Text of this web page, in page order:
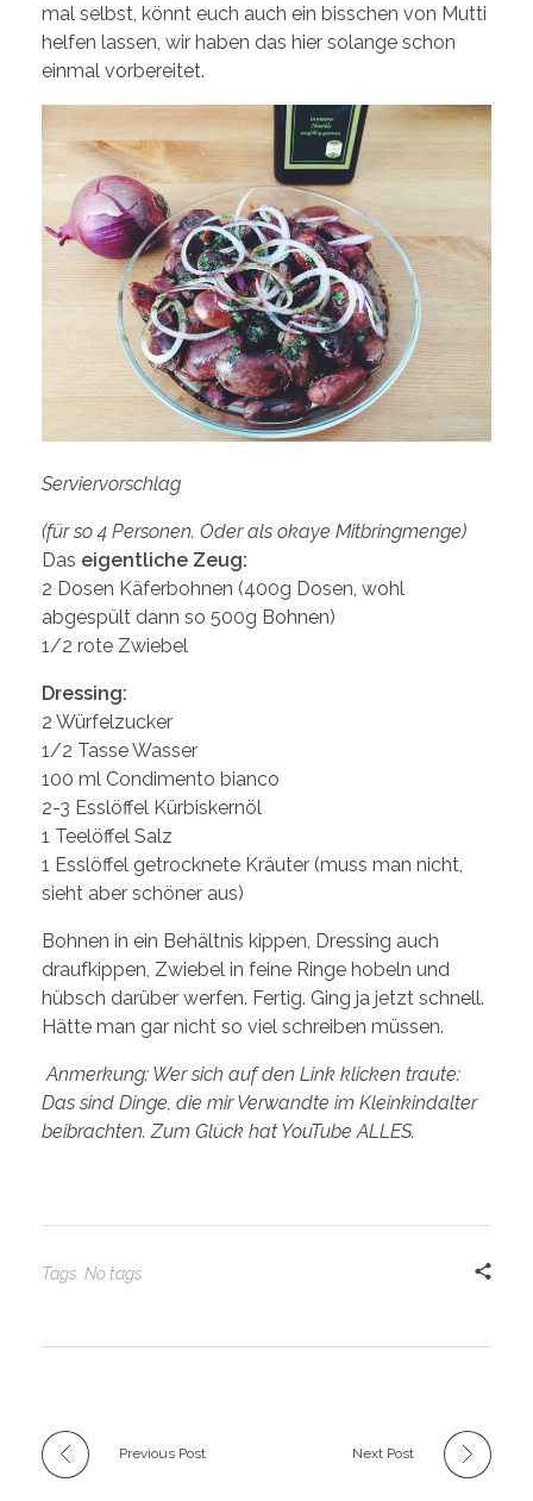
mal selbst, könnt euch auch ein bisschen von Mutti
helfen lassen, wir haben das hier solange schon
einmal vorbereitet.
Serviervorschlag
(für so 4 Personen. Oder als okaye Mitbringmenge)
Das eigentliche Zeug:
2 Dosen Käferbohnen (400g Dosen, wohl
abgespült dann so 500g Bohnen)
1/2 rote Zwiebel
Dressing:
2 Würfelzucker
1/2 Tasse Wasser
100 ml Condimento bianco
2-3 Esslöffel Kürbiskernöl
1 Teelöffel Salz
1 Esslöffel getrocknete Kräuter (muss man nicht,
sieht aber schöner aus)
Bohnen in ein Behältnis kippen, Dressing auch
draufkippen, Zwiebel in feine Ringe hobeln und
hübsch darüber werfen. Fertig. Ging ja jetzt schnell.
Hätte man gar nicht so viel schreiben müssen.
Anmerkung: Wer sich auf den Link klicken traute:
Das sind Dinge, die mir Verwandte im Kleinkindalter
beibrachten. Zum Glück hat YouTube ALLES.
Tags: No tags
Previous Post Next Post